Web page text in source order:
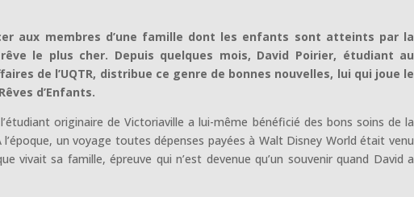
aux membres d’une famille dont les enfants sont atteints par la
le plus cher. Depuis quelques mois, David Poirier, étudiant au
de l’UQTR, distribue ce genre de bonnes nouvelles, lui qui joue le
d’Enfants.
originaire de Victoriaville a lui-même bénéficié des bons soins de la
un voyage toutes dépenses payées à Walt Disney World était venu
vivait sa famille, épreuve qui n’est devenue qu’un souvenir quand David a